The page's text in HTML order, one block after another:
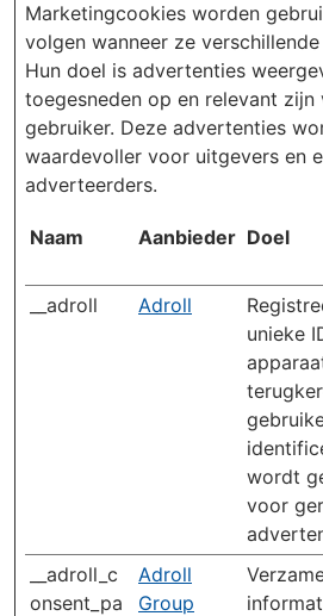
Marketingcookies worden
volgen wanneer ze
Hun doel is advertenties
toegesneden op en relevant
gebruiker. Deze advertenties
waardevoller voor uitgevers en
adverteerders.
Naam Aanbieder Doel
__adroll
Adroll
unieke
wordt
voor
__adroll_c
onsent_pa
Adroll
Group